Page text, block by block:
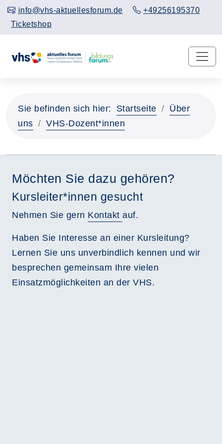
info@vhs-aktuellesforum.de
+49256195370
Ticketshop
Sie befinden sich hier: Startseite
Über
uns
VHS-Dozent*innen
Möchten Sie dazu gehören?
Kursleiter*innen gesucht
Nehmen Sie gern Kontakt auf.
Haben Sie Interesse an einer Kursleitung?
Lernen Sie uns unverbindlich kennen und wir
besprechen gemeinsam Ihre vielen
Einsatzmöglichkeiten an der VHS.